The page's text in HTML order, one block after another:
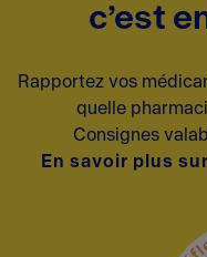
c’est
Rapportez vos
quelle
Consignes
En savoir plus